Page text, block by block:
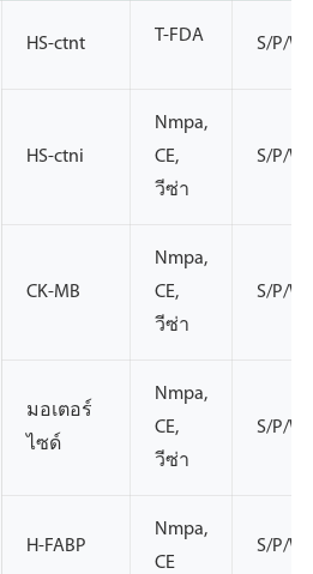
HS-ctnt T-FDA S/P/
HS-ctni
Nmpa,
CE,
วีซ่า
S/P/
CK-MB
Nmpa,
CE,
วีซ่า
S/P/
มอเตอร์
ไซด์
Nmpa,
CE,
วีซ่า
S/P/
H-FABP
Nmpa,
CE
S/P/